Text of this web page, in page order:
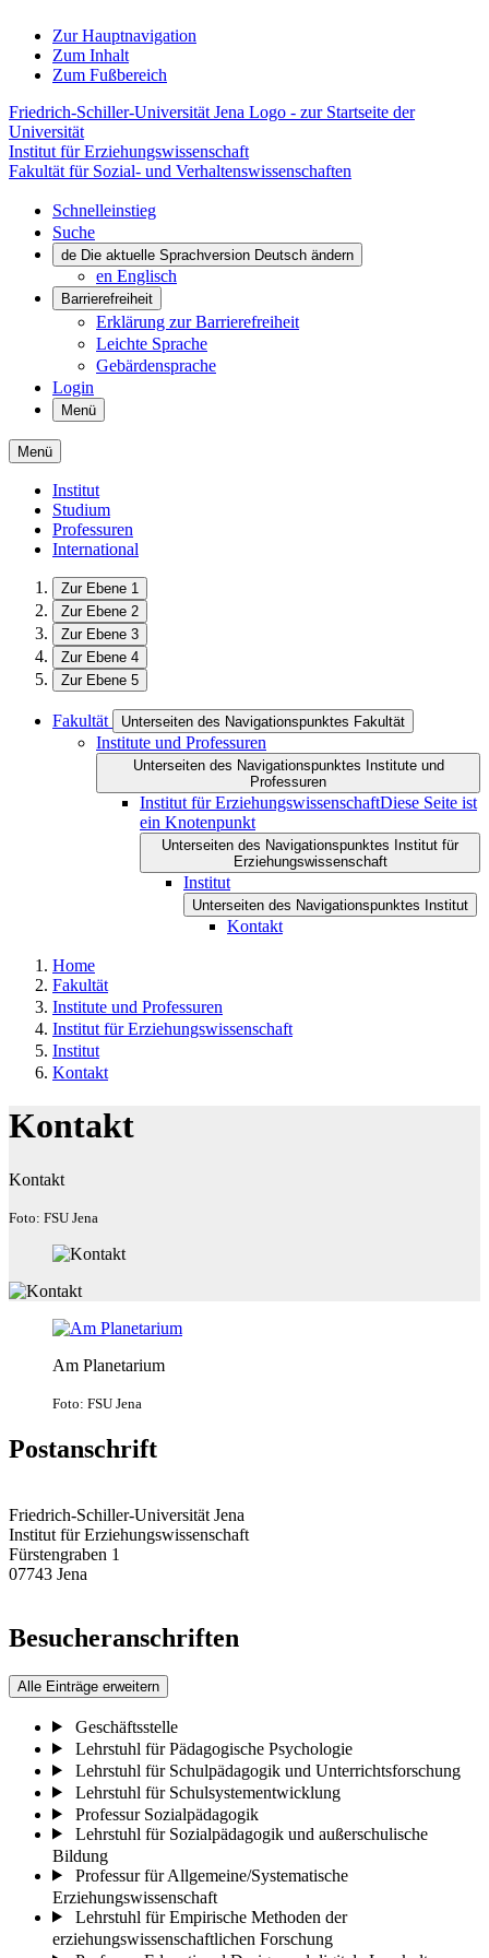
Zur Hauptnavigation
Zum Inhalt
Zum Fußbereich
Friedrich-Schiller-Universität Jena Logo - zur Startseite der
Universität
Institut für Erziehungswissenschaft
Fakultät für Sozial- und Verhaltenswissenschaften
Schnelleinstieg
Suche
de Die aktuelle Sprachversion Deutsch ändern
en Englisch
Barrierefreiheit
Erklärung zur Barrierefreiheit
Leichte Sprache
Gebärdensprache
Login
Menü
Menü
Institut
Studium
Professuren
International
Zur Ebene 1
Zur Ebene 2
Zur Ebene 3
Zur Ebene 4
Zur Ebene 5
Fakultät Unterseiten des Navigationspunktes Fakultät
Institute und Professuren
Unterseiten des Navigationspunktes Institute und
Professuren
Institut für ErziehungswissenschaftDiese Seite ist
ein Knotenpunkt
Unterseiten des Navigationspunktes Institut für
Erziehungswissenschaft
Institut
Unterseiten des Navigationspunktes Institut
Kontakt
Home
Fakultät
Institute und Professuren
Institut für Erziehungswissenschaft
Institut
Kontakt
Kontakt
Kontakt
Foto: FSU Jena
Am Planetarium
Foto: FSU Jena
Postanschrift
Friedrich-Schiller-Universität Jena
Institut für Erziehungswissenschaft
Fürstengraben 1
07743 Jena
Besucheranschriften
Alle Einträge erweitern
Geschäftsstelle
Lehrstuhl für Pädagogische Psychologie
Lehrstuhl für Schulpädagogik und Unterrichtsforschung
Lehrstuhl für Schulsystementwicklung
Professur Sozialpädagogik
Lehrstuhl für Sozialpädagogik und außerschulische
Bildung
Professur für Allgemeine/Systematische
Erziehungswissenschaft
Lehrstuhl für Empirische Methoden der
erziehungswissenschaftlichen Forschung